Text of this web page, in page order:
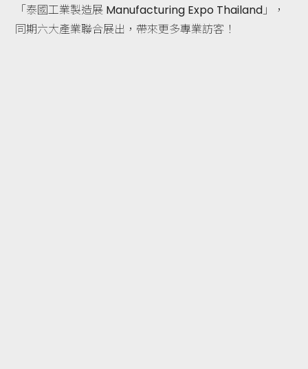
「泰國工業製造展 Manufacturing Expo Thailand」，
同期六大產業聯合展出，帶來更多專業訪客！